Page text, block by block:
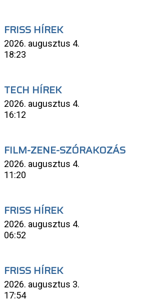
FRISS HÍREK
2026. augusztus 4.
18:23
TECH HÍREK
2026. augusztus 4.
16:12
FILM-ZENE-SZÓRAKOZÁS
2026. augusztus 4.
11:20
FRISS HÍREK
2026. augusztus 4.
06:52
FRISS HÍREK
2026. augusztus 3.
17:54